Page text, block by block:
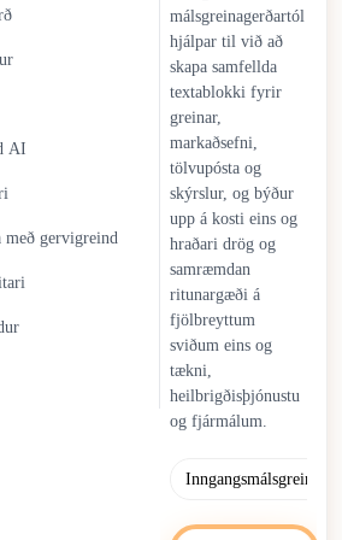
kostnaðar eða tímakröfu.
áfram að þróast með framförum í
aðlögun tóns og sveigjanleika í stíl.
nauðsynlegt til að viðhalda frumleika,
og siðferðislegri ábyrgð. Frekar en að
rithöfunda virka gervigreindarritarar
straumlínulaga endurtekningarsöm
við sköpun og ákvarðanatöku
AI
gervigreind
málsgreinagerðartól
hjálpar til við að
skapa samfellda
textablokki fyrir
greinar,
markaðsefni,
tölvupósta og
skýrslur, og býður
upp á kosti eins og
hraðari drög og
samræmdan
ritunargæði á
fjölbreyttum
sviðum eins og
tækni,
heilbrigðisþjónustu
og fjármálum.
Inngangsmálsgrein